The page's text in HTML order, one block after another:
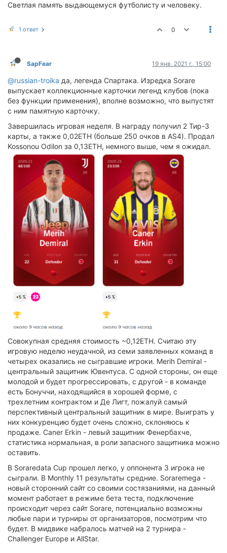
Светлая память выдающемуся футболисту и человеку.
1 ответ 0
SapFear 19 янв. 2021 г., 15:00
@russian-troika да, легенда Спартака. Изредка Sorare
выпускает коллекционные карточки легенд клубов (пока
без функции применения), вполне возможно, что выпустят
с ним памятную карточку.
Завершилась игровая неделя. В награду получил 2 Тир-3
карты, а также 0,02ETH (больше 250 очков в AS4). Продал
Kossonou Odilon за 0,13ETH, немного выше, чем я ожидал.
Совокупная средняя стоимость ~0,12ETH. Считаю эту
игровую неделю неудачной, из семи заявленных команд в
четырех оказались не сыгравшие игроки. Merih Demiral -
центральный защитник Ювентуса. С одной стороны, он еще
молодой и будет прогрессировать, с другой - в команде
есть Бонуччи, находящийся в хорошей форме, с
трехлетним контрактом и Де Лигт, пожалуй самый
перспективный центральный защитник в мире. Выиграть у
них конкуренцию будет очень сложно, склоняюсь к
продаже. Caner Erkin - левый защитник Фенербахче,
статистика нормальная, в роли запасного защитника можно
оставить.
В Soraredata Cup прошел легко, у оппонента 3 игрока не
сыграли. В Monthly 11 результаты средние. Soraremega -
новый сторонний сайт со своими состязаниями, на данный
момент работает в режиме бета теста, подключение
происходит через сайт Sorare, потенциально возможны
любые пари и турниры от организаторов, посмотрим что
будет. В мидвике набралось матчей на 2 турнира -
Challenger Europe и AllStar.